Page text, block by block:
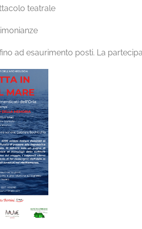
teatrale
ad esaurimento posti. La